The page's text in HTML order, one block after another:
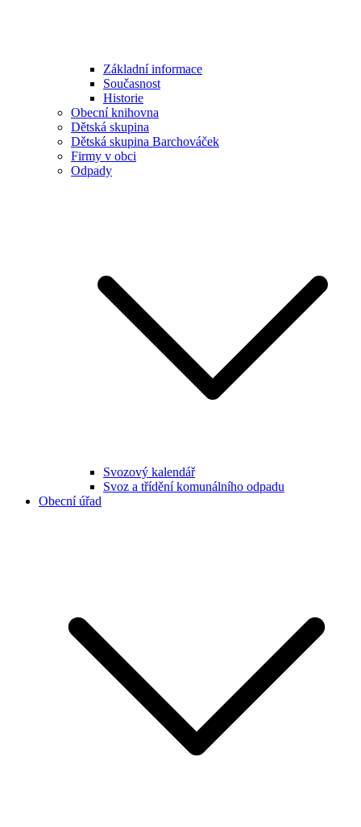
Základní informace
Současnost
Historie
Obecní knihovna
Dětská skupina
Dětská skupina Barchováček
Firmy v obci
Odpady
Svozový kalendář
Svoz a třídění komunálního odpadu
Obecní úřad